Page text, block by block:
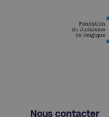
Nous contacter​